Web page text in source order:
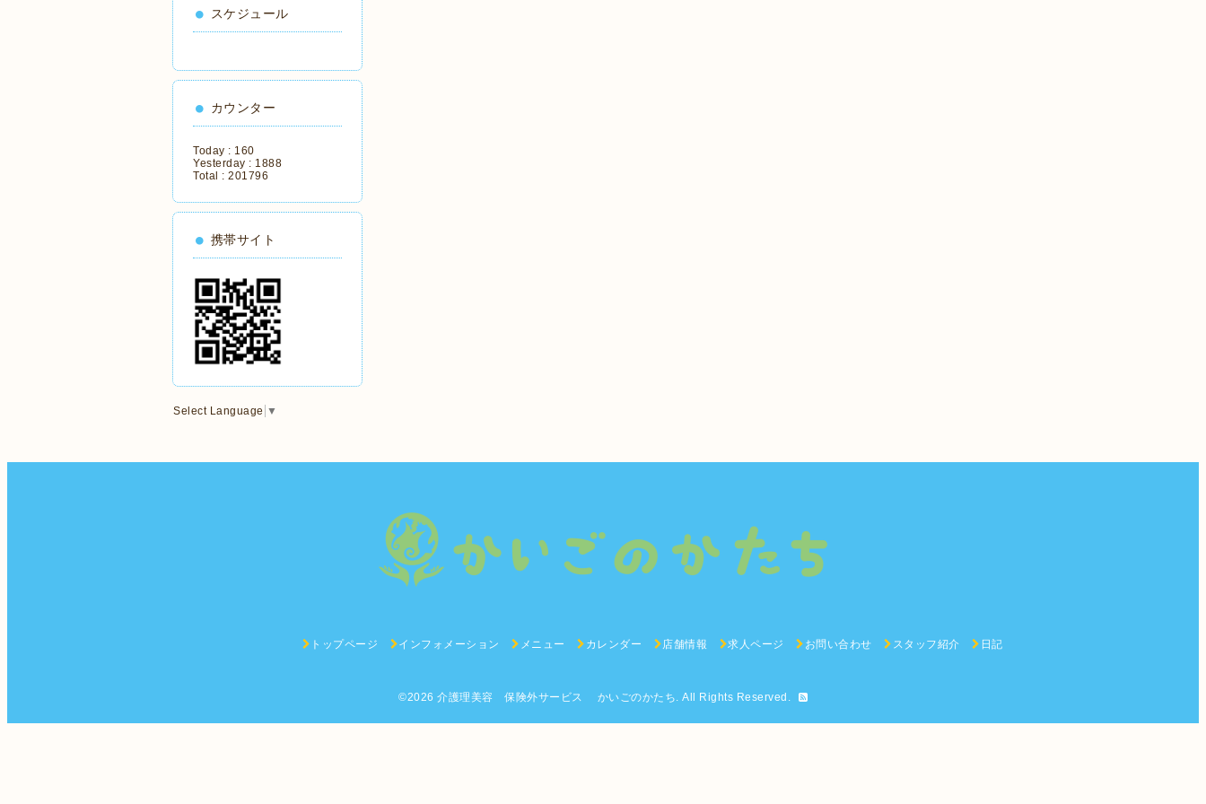
スケジュール
カウンター
Today : 160
Yesterday : 1888
Total : 201796
携帯サイト
Select Language ▼
トップページ インフォメーション メニュー カレンダー 店舗情報 求人ページ お問い合わせ スタッフ紹介 日記
©2026 介護理美容 保険外サービス かいごのかたち. All Rights Reserved.